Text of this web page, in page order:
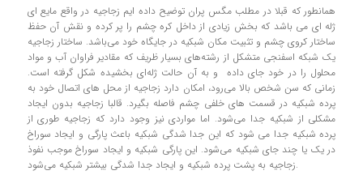
همانطور که قبلا در مطلب مگس پران توضیح داده ایم زجاجیه در واقع مایع ای
ژله ای می باشد که بخش زیادی از داخل کره چشم را پر کرده و نقش آن حفظ
ساختار کروی چشم و تثبیت مکان شبکیه در جایگاه خود می‌باشد. ساختار زجاجیه
یک شبکه اسفنجی متشکل از رشته‌های بسیار ظریف که مقادیر فراوان آب و مواد
محلول را در خود جای داده و به آن حالت ژله‌ای بخشیده شکل گرفته است.
زمانی که سن شخص بالا می‌رود، امکان دارد زجاجیه از محل هاي اتصال خود به
پرده شبکيه در قسمت هاي خلفي چشم فاصله بگیرد. قالبا زجاجيه بدون ایجاد
مشکلي از شبکیه جدا مي‌شود. اما مواردی نیز وجود دارد که زجاجيه طوري از
پرده شبکيه جدا مي شود كه این جدا شدگی شبکیه باعث پارگي و ایجاد سوراخ
در يک یا چند جاي شبکیه مي‌شود. این پارگی شبکیه و ایجاد سوراخ موجب نفوذ
زجاجیه به پشت پرده شبکیه و ایجاد جدا شدگی بیشتر شبکیه می‌شود.